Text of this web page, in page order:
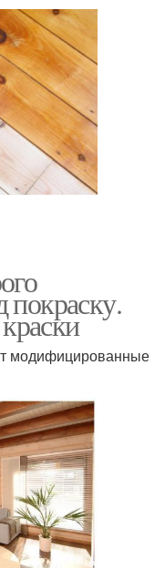
покраску.
модифицированные